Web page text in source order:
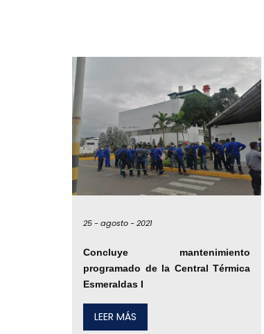
25 -agosto -2021
Concluye mantenimiento
programado de la Central Térmica
Esmeraldas I
LEER MÁS